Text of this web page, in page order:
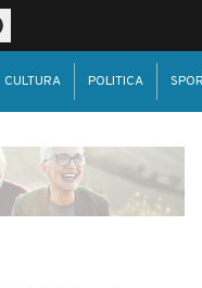
CULTURA POLITICA